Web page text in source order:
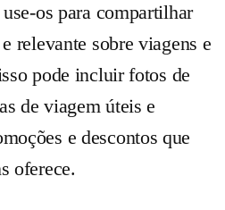
os para compartilhar
relevante sobre viagens e
pode incluir fotos de
de viagem úteis e
e descontos que
oferece.